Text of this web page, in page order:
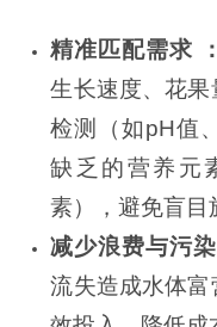
精准匹配需求 ：
生长速度、花
检测（如pH值
缺乏的营养元
素），避免盲目
减少浪费与污染
流失造成水体